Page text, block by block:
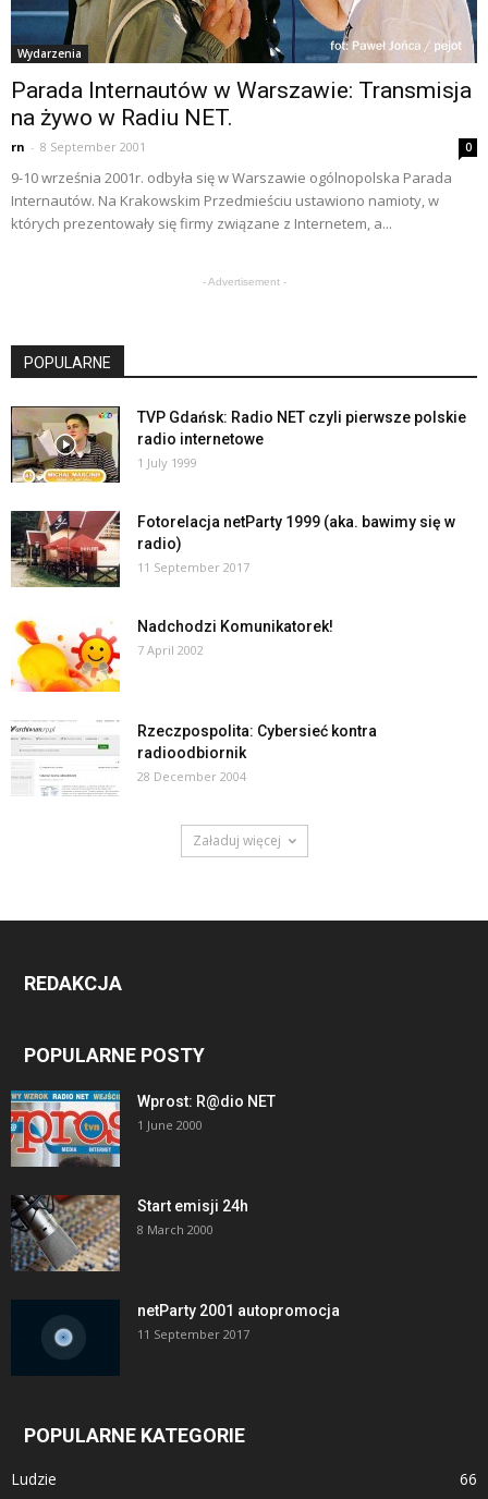
Wydarzenia
Parada Internautów w Warszawie: Transmisja
na żywo w Radiu NET.
rn - 8 September 2001 0
9-10 września 2001r. odbyła się w Warszawie ogólnopolska Parada
Internautów. Na Krakowskim Przedmieściu ustawiono namioty, w
których prezentowały się firmy związane z Internetem, a...
- Advertisement -
POPULARNE
TVP Gdańsk: Radio NET czyli pierwsze polskie
radio internetowe
1 July 1999
Fotorelacja netParty 1999 (aka. bawimy się w
radio)
11 September 2017
Nadchodzi Komunikatorek!
7 April 2002
Rzeczpospolita: Cybersieć kontra
radioodbiornik
28 December 2004
Załaduj więcej
REDAKCJA
POPULARNE POSTY
Wprost: R@dio NET
1 June 2000
Start emisji 24h
8 March 2000
netParty 2001 autopromocja
11 September 2017
POPULARNE KATEGORIE
Ludzie
66